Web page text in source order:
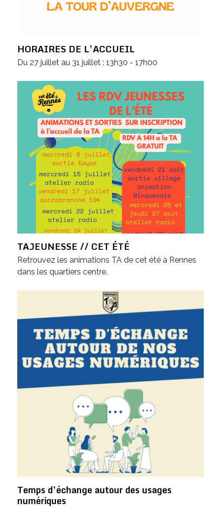
HORAIRES DE L’ACCUEIL
Du 27 juillet au 31 juillet : 13h30 - 17h00
TAJEUNESSE // CET ÉTÉ
Retrouvez les animations TA de cet été à Rennes
dans les quartiers centre.
Temps d’échange autour des usages
numériques